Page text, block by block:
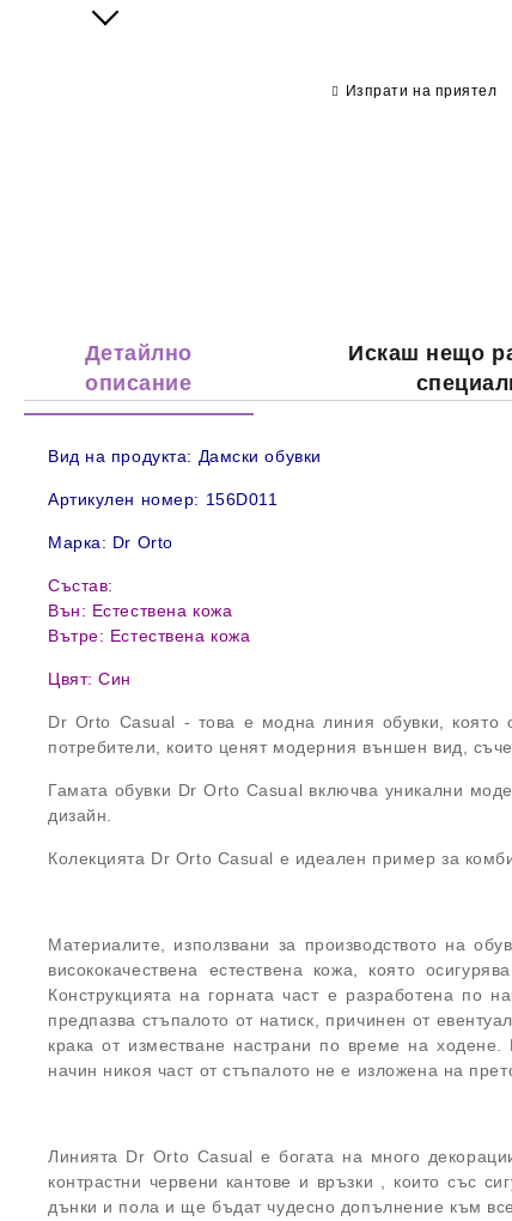
Изпрати на приятел
Детайлно
описание
Искаш нещо
Вид на продукта: Дамски обувки
Артикулен номер: 156D011
Марка: Dr Orto
Състав:
Вън: Естествена кожа
Вътре: Естествена кожа
Цвят: Син
Dr Orto Casual - това е модна линия обувки, която
потребители, които ценят модерния външен вид,
Гамата обувки Dr Orto Casual включва уникални
дизайн.
Колекцията Dr Orto Casual е идеален пример за
Материалите, използвани за производството на
висококачествена естествена кожа, която
Конструкцията на горната част е разработена по
предпазва стъпалото от натиск, причинен от
крака от изместване настрани по време на
начин никоя част от стъпалото не е изложена на
Линията Dr Orto Casual е богата на много
контрастни червени кантове и връзки , които със
дънки и пола и ще бъдат чудесно допълнение към